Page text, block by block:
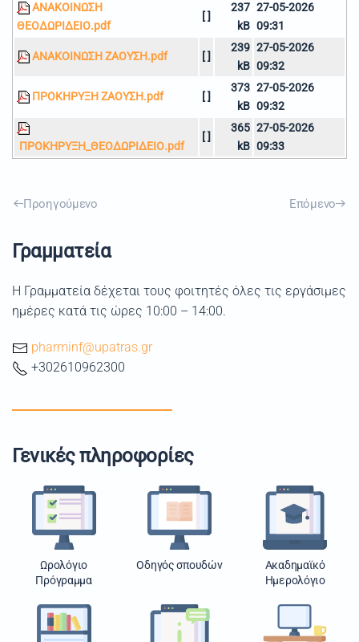
ΑΝΑΚΟΙΝΩΣΗ
ΘΕΟΔΩΡΙΔΕΙΟ.pdf
[ ]
237
kB
27-05-2026
09:31
ΑΝΑΚΟΙΝΩΣΗ ΖΑΟΥΣΗ.pdf [ ]
239
kB
27-05-2026
09:32
ΠΡΟΚΗΡΥΞΗ ΖΑΟΥΣΗ.pdf [ ]
373
kB
27-05-2026
09:32
ΠΡΟΚΗΡΥΞΗ_ΘΕΟΔΩΡΙΔΕΙΟ.pdf
[ ]
365
kB
27-05-2026
09:33
Προηγούμενο Επόμενο
Γραμματεία
Η Γραμματεία δέχεται τους φοιτητές όλες τις εργάσιμες
ημέρες κατά τις ώρες 10:00 – 14:00.
pharminf@upatras.gr
+302610962300
Γενικές πληροφορίες
Ωρολόγιο
Πρόγραμμα
Οδηγός σπουδών
Ακαδημαϊκό
Ημερολόγιο